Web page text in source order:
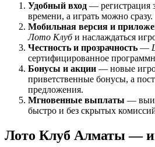
Удобный вход — регистрация
времени, а играть можно сразу.
Мобильная версия и
Лото Клуби наслаждаться
Честность и прозрачность —
сертифицированное
Бонусы и акции — новые
приветственные бонусы, а
предложения.
Мгновенные выплаты —
быстро и без скрытых
Лото Клуб Алматы —